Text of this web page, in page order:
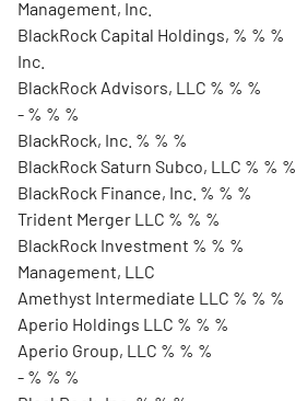
Management, Inc.
BlackRock Capital Holdings, % % %
Inc.
BlackRock Advisors, LLC % % %
- % % %
BlackRock, Inc. % % %
BlackRock Saturn Subco, LLC % % %
BlackRock Finance, Inc. % % %
Trident Merger LLC % % %
BlackRock Investment % % %
Management, LLC
Amethyst Intermediate LLC % % %
Aperio Holdings LLC % % %
Aperio Group, LLC % % %
- % % %